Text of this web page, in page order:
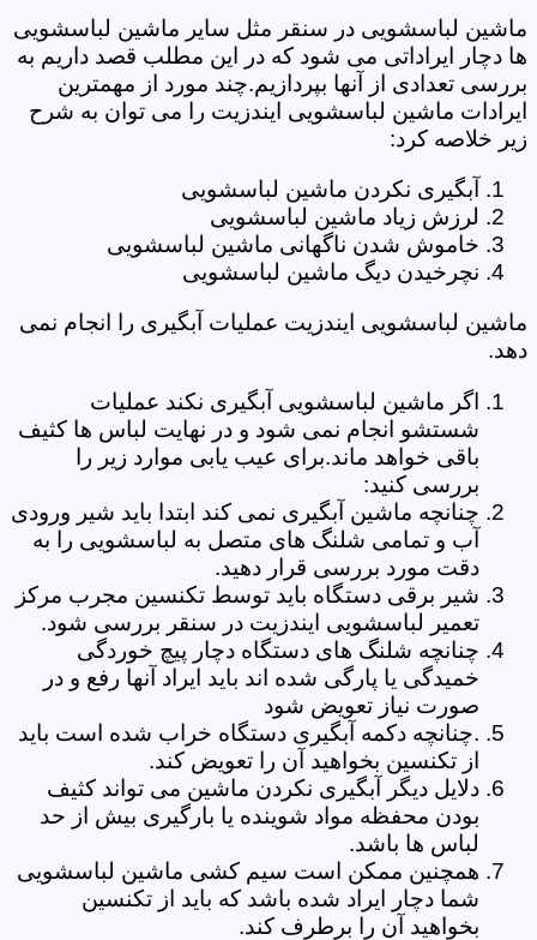
ماشین لباسشویی در سنقر مثل سایر ماشین لباسشویی
ها دچار ایراداتی می شود که در این مطلب قصد داریم به
بررسی تعدادی از آنها بپردازیم.چند مورد از مهمترین
ایرادات ماشین لباسشویی ایندزیت را می توان به شرح
زیر خلاصه کرد:
آبگیری نکردن ماشین لباسشویی
لرزش زیاد ماشین لباسشویی
خاموش شدن ناگهانی ماشین لباسشویی
نچرخیدن دیگ ماشین لباسشویی
ماشین لباسشویی ایندزیت عملیات آبگیری را انجام نمی
دهد.
اگر ماشین لباسشویی آبگیری نکند عملیات
شستشو انجام نمی شود و در نهایت لباس ها کثیف
باقی خواهد ماند.برای عیب یابی موارد زیر را
بررسی کنید:
چنانچه ماشین آبگیری نمی کند ابتدا باید شیر ورودی
آب و تمامی شلنگ های متصل به لباسشویی را به
دقت مورد بررسی قرار دهید.
شیر برقی دستگاه باید توسط تکنسین مجرب مرکز
تعمیر لباسشویی ایندزیت در سنقر بررسی شود.
چنانچه شلنگ های دستگاه دچار پیچ خوردگی
خمیدگی یا پارگی شده اند باید ایراد آنها رفع و در
صورت نیاز تعویض شود
.چنانچه دکمه آبگیری دستگاه خراب شده است باید
از تکنسین بخواهید آن را تعویض کند.
دلایل دیگر آبگیری نکردن ماشین می تواند کثیف
بودن محفظه مواد شوینده یا بارگیری بیش از حد
لباس ها باشد.
همچنین ممکن است سیم کشی ماشین لباسشویی
شما دچار ایراد شده باشد که باید از تکنسین
بخواهید آن را برطرف کند.